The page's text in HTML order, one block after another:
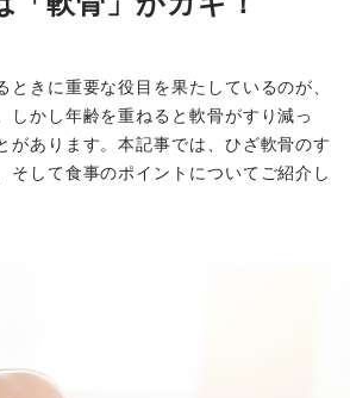
ときに重要な役目を果たしているのが、
しかし年齢を重ねると軟骨がすり減っ
があります。本記事では、ひざ軟骨のす
そして食事のポイントについてご紹介し